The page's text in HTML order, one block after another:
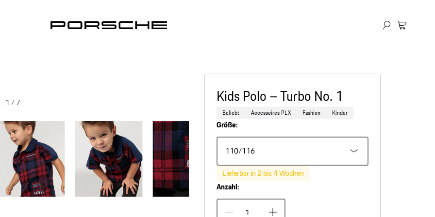
1 /7 Kids Polo – Turbo No. 1
Beliebt Accessoires PLX Fashion Kinder
Größe:
110/116
Lieferbar in 2 bis 4 Wochen
Anzahl: